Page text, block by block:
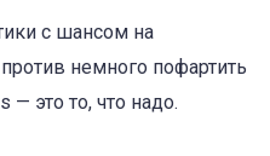
с шансом на
немного пофартить
— это то, что надо.